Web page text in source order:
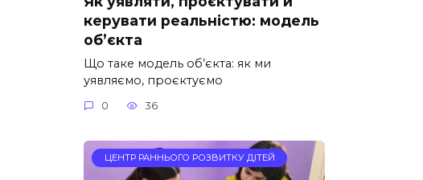
керувати реальністю: модель
об’єкта
Що таке модель об’єкта: як ми
уявляємо, проєктуємо
0 36
ЦЕНТР РАННЬОГО РОЗВИТКУ ДІТЕЙ